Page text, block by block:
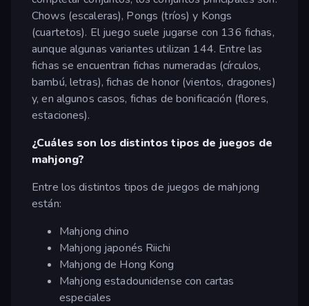
Chows (escaleras), Pongs (tríos) y Kongs
(cuartetos). El juego suele jugarse con 136 fichas,
aunque algunas variantes utilizan 144. Entre las
fichas se encuentran fichas numeradas (círculos,
bambú, letras), fichas de honor (vientos, dragones)
y, en algunos casos, fichas de bonificación (flores,
estaciones).
¿Cuáles son los distintos tipos de juegos de
mahjong?
Entre los distintos tipos de juegos de mahjong
están:
Mahjong chino
Mahjong japonés Riichi
Mahjong de Hong Kong
Mahjong estadounidense con cartas
especiales